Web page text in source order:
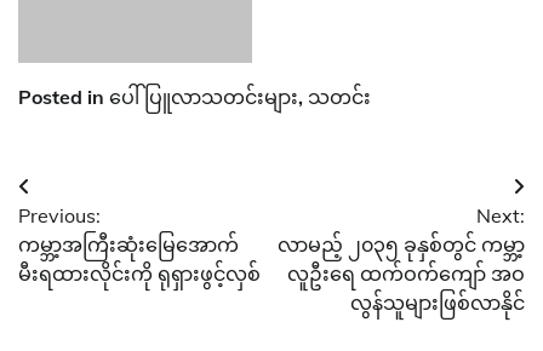
Posted in ပေါ်ပြူလာသတင်းများ, သတင်း
Post
navigation
Previous:
ကမ္ဘာ့အကြီးဆုံးမြေအောက်
မီးရထားလိုင်းကို ရုရှားဖွင့်လှစ်
Next:
လာမည့် ၂၀၃၅ ခုနှစ်တွင် ကမ္ဘာ့
လူဦးရေ ထက်ဝက်ကျော် အဝ
လွန်သူများဖြစ်လာနိုင်